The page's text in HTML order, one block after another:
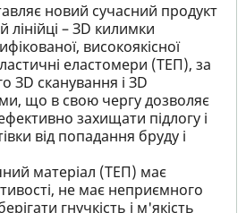
новий сучасний продукт
лінійці – ЗD килимки
високоякісної
еластомери (ТЕП), за
ЗD сканування і ЗD
що в свою чергу дозволяє
захищати підлогу і
від попадання бруду і
матеріал (ТЕП) має
не має неприємного
гнучкість і м'якість